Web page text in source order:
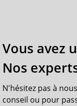
Vous avez
Nos
N'hésitez pas à
conseil ou pour